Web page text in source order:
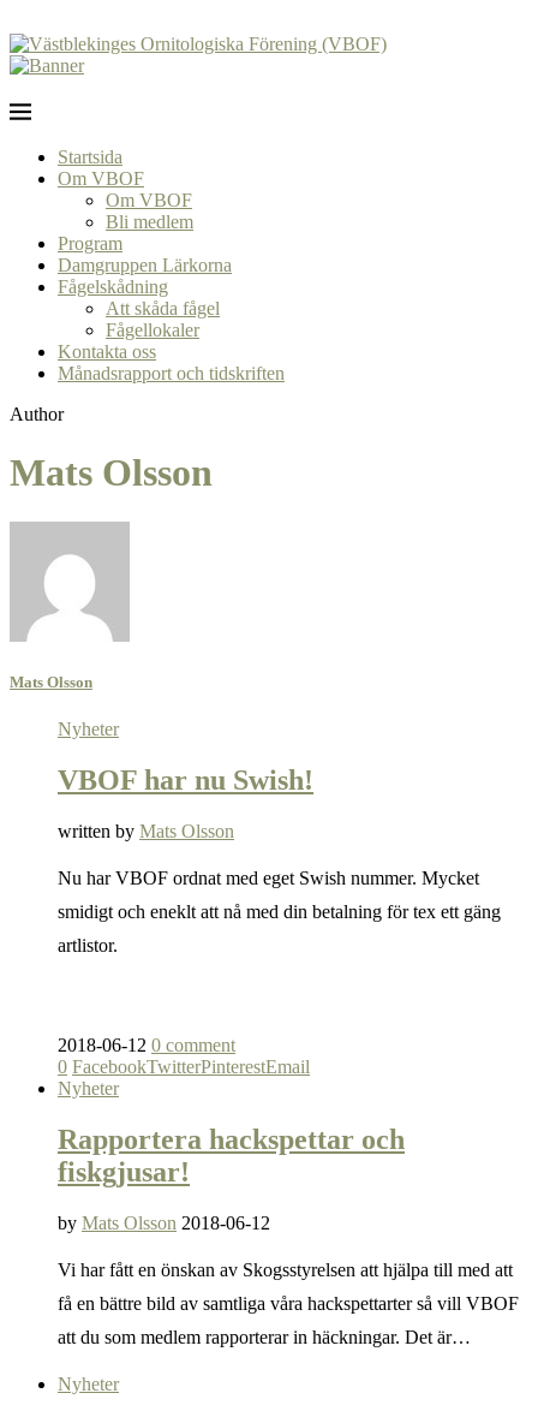
Startsida
Om VBOF
Om VBOF
Bli medlem
Program
Damgruppen Lärkorna
Fågelskådning
Att skåda fågel
Fågellokaler
Kontakta oss
Månadsrapport och tidskriften
Author
Mats Olsson
Mats Olsson
Nyheter
VBOF har nu Swish!
written by Mats Olsson
Nu har VBOF ordnat med eget Swish nummer. Mycket
smidigt och eneklt att nå med din betalning för tex ett gäng
artlistor.
2018-06-12 0 comment
0 FacebookTwitterPinterestEmail
Nyheter
Rapportera hackspettar och
fiskgjusar!
by Mats Olsson 2018-06-12
Vi har fått en önskan av Skogsstyrelsen att hjälpa till med att
få en bättre bild av samtliga våra hackspettarter så vill VBOF
att du som medlem rapporterar in häckningar. Det är…
Nyheter